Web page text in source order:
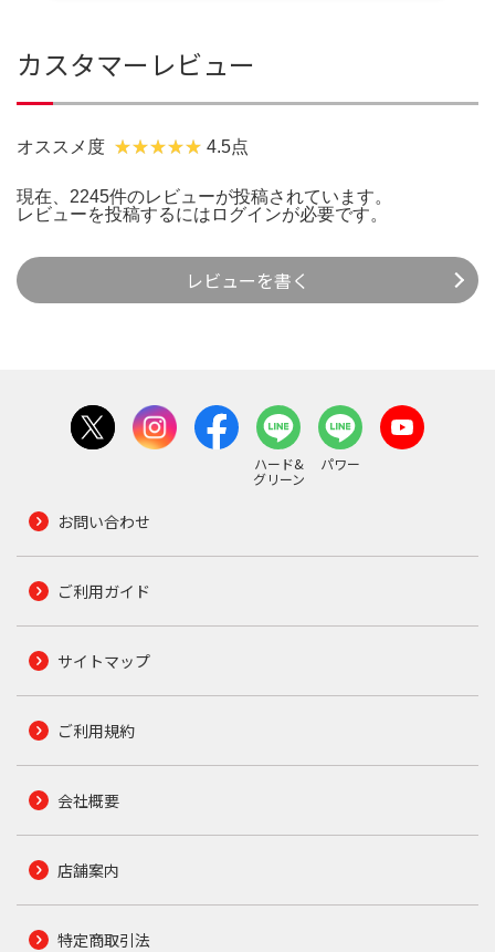
カスタマーレビュー
オススメ度 4.5点
現在、2245件のレビューが投稿されています。
レビューを投稿するには ログインが必要です。
レビューを書く
ハード&
グリーン
パワー
お問い合わせ
ご利用ガイド
サイトマップ
ご利用規約
会社概要
店舗案内
特定商取引法